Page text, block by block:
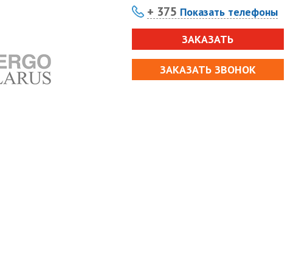
+ 375 Показать телефоны
ЗАКАЗАТЬ
ЗАКАЗАТЬ ЗВОНОК